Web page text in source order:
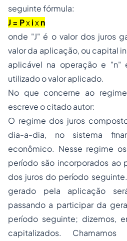
seguinte fórmula:
J = Pxixn
onde "J" é o valor dos juros
valor da aplicação, ou capital
aplicável na operação e
utilizado o valor aplicado.
No que concerne ao
escreve o citado autor:
O regime dos juros
dia-a-dia, no sistema
econômico. Nesse regime
período são incorporados ao
dos juros do período
gerado pela aplicação
passando a participar da
período seguinte; dizemos,
capitalizados.